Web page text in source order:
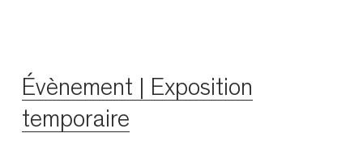
Évènement | Exposition
temporaire